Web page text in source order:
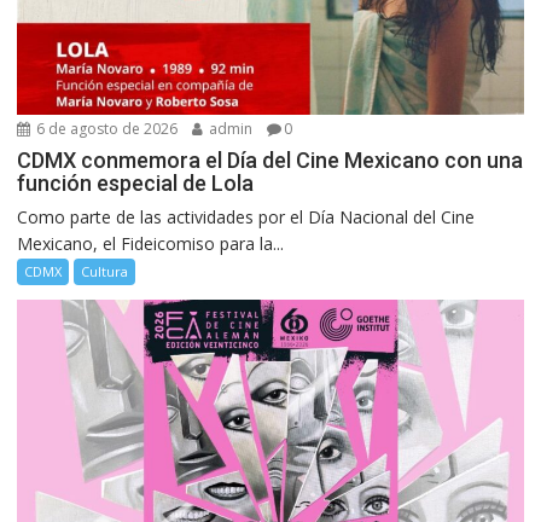
6 de agosto de 2026 admin 0
CDMX conmemora el Día del Cine Mexicano con una
función especial de Lola
Como parte de las actividades por el Día Nacional del Cine
Mexicano, el Fideicomiso para la...
CDMX Cultura